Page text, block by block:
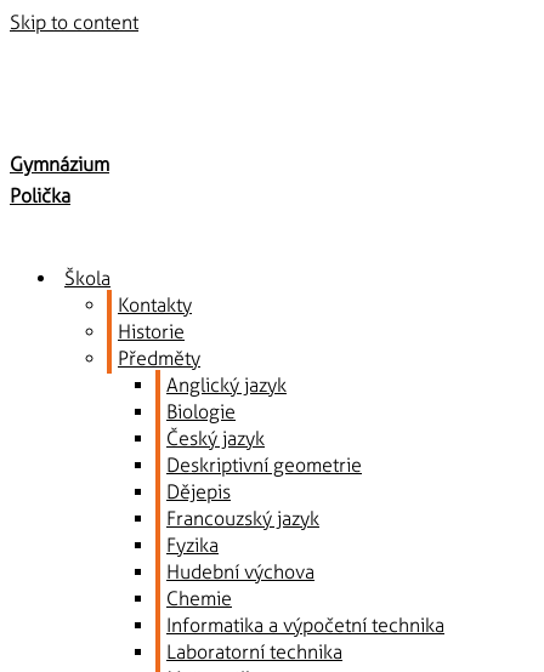
Skip to content
Gymnázium
Polička
Škola
Kontakty
Historie
Předměty
Anglický jazyk
Biologie
Český jazyk
Deskriptivní geometrie
Dějepis
Francouzský jazyk
Fyzika
Hudební výchova
Chemie
Informatika a výpočetní technika
Laboratorní technika